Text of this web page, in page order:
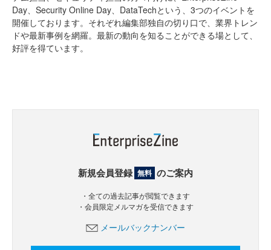
Day、Security Online Day、DataTechという、3つのイベントを
開催しております。それぞれ編集部独自の切り口で、業界トレン
ドや最新事例を網羅。最新の動向を知ることができる場として、
好評を得ています。
新規会員登録 無料 のご案内
・全ての過去記事が閲覧できます
・会員限定メルマガを受信できます
メールバックナンバー